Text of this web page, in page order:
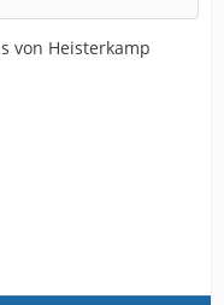
von Heisterkamp